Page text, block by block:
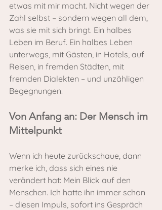
etwas mit mir macht. Nicht wegen der
Zahl selbst – sondern wegen all dem,
was sie mit sich bringt. Ein halbes
Leben im Beruf. Ein halbes Leben
unterwegs, mit Gästen, in Hotels, auf
Reisen, in fremden Städten, mit
fremden Dialekten – und unzähligen
Begegnungen.
Von Anfang an: Der Mensch im
Mittelpunkt
Wenn ich heute zurückschaue, dann
merke ich, dass sich eines nie
verändert hat: Mein Blick auf den
Menschen. Ich hatte ihn immer schon
– diesen Impuls, sofort ins Gespräch